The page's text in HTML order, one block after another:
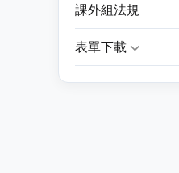
課外組法規
表單下載